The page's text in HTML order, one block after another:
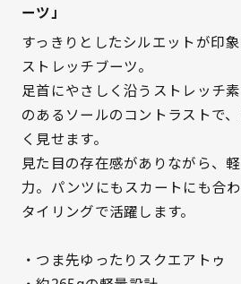
ーツ」
すっきりとしたシルエットが印
ストレッチブーツ。
足首にやさしく沿うストレッチ
のあるソールのコントラストで
く見せます。
見た目の存在感がありながら、
力。パンツにもスカートにも合
タイリングで活躍します。
・つま先ゆったりスクエアトゥ